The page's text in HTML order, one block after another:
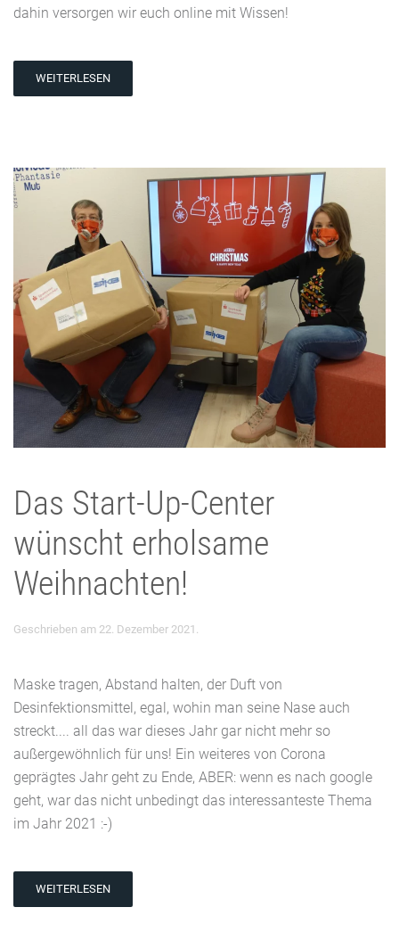
dahin versorgen wir euch online mit Wissen!
WEITERLESEN
Das Start-Up-Center
wünscht erholsame
Weihnachten!
Geschrieben am 22. Dezember 2021
Maske tragen, Abstand halten, der Duft von
Desinfektionsmittel, egal, wohin man seine Nase auch
streckt.... all das war dieses Jahr gar nicht mehr so
außergewöhnlich für uns! Ein weiteres von Corona
geprägtes Jahr geht zu Ende, ABER: wenn es nach google
geht, war das nicht unbedingt das interessanteste Thema
im Jahr 2021 :-)
WEITERLESEN